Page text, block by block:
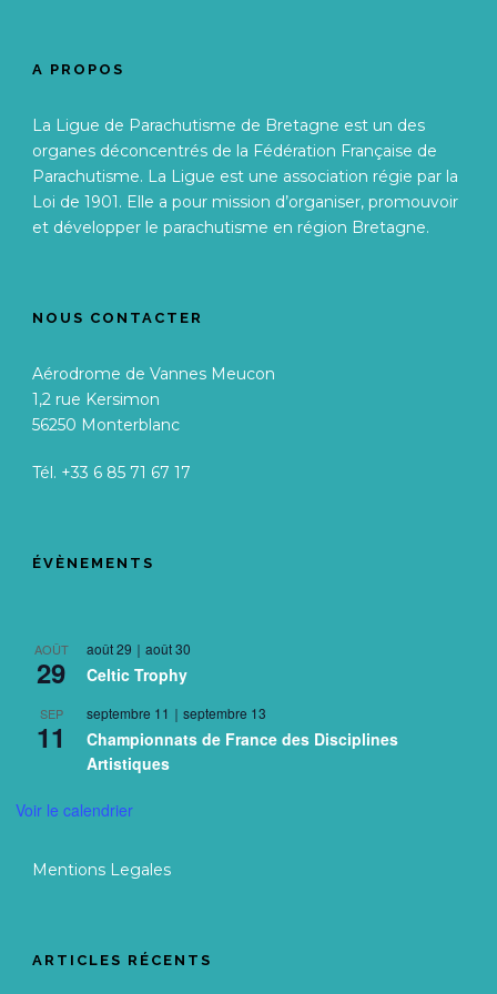
A PROPOS
La Ligue de Parachutisme de Bretagne est un des
organes déconcentrés de la Fédération Française de
Parachutisme. La Ligue est une association régie par la
Loi de 1901. Elle a pour mission d’organiser, promouvoir
et développer le parachutisme en région Bretagne.
NOUS CONTACTER
Aérodrome de Vannes Meucon
1,2 rue Kersimon
56250 Monterblanc
Tél. +33 6 85 71 67 17
ÉVÈNEMENTS
AOÛT
29
août 29 ｜ août 30
Celtic Trophy
SEP
11
septembre 11 ｜ septembre 13
Championnats de France des Disciplines
Artistiques
Voir le calendrier
Mentions Legales
ARTICLES RÉCENTS